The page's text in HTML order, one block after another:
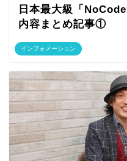
インフォメーション
日本最大級「
内容まとめ記事①